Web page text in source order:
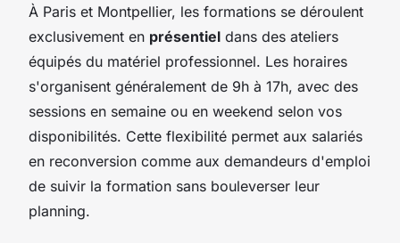
À Paris et Montpellier, les formations se déroulent
exclusivement en présentiel dans des ateliers
équipés du matériel professionnel. Les horaires
s'organisent généralement de 9h à 17h, avec des
sessions en semaine ou en weekend selon vos
disponibilités. Cette flexibilité permet aux salariés
en reconversion comme aux demandeurs d'emploi
de suivir la formation sans bouleverser leur
planning.